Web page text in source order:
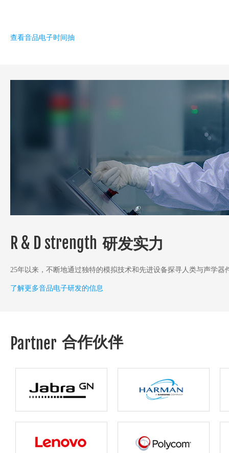
查看音品电子时间抽
R & D strength 研发实力
25年以来，不断地通过独特的模拟技术和先进设备探寻人类与声学器
了解更多音品电子研发的信息
Partner 合作伙伴